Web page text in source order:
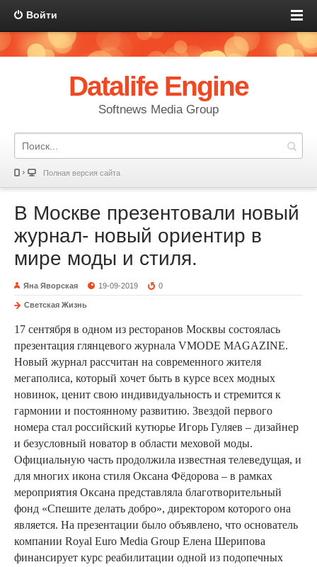
Войти
Datalife Engine
Softnews Media Group
Полная версия сайта
В Москве презентовали новый
журнал- новый ориентир в
мире моды и стиля.
Яна Яворская 19-09-2019 0
Светская Жизнь
17 сентября в одном из ресторанов Москвы состоялась
презентация глянцевого журнала VMODE MAGAZINE.
Новый журнал рассчитан на современного жителя
мегаполиса, который хочет быть в курсе всех модных
новинок, ценит свою индивидуальность и стремится к
гармонии и постоянному развитию. Звездой первого
номера стал российский кутюрье Игорь Гуляев – дизайнер
и безусловный новатор в области меховой моды.
Официальную часть продолжила известная телеведущая, и
для многих икона стиля Оксана Фёдорова – в рамках
мероприятия Оксана представляла благотворительный
фонд «Спешите делать добро», директором которого она
является. На презентации было объявлено, что основатель
компании Royal Euro Media Group Елена Шерипова
финансирует курс реабилитации одной из подопечных